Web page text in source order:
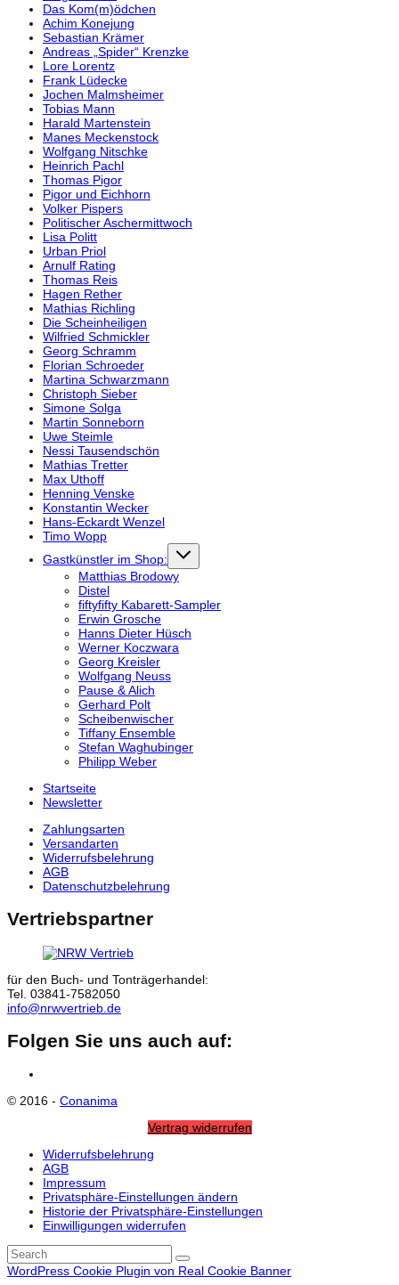
Das Kom(m)ödchen
Achim Konejung
Sebastian Krämer
Andreas „Spider“ Krenzke
Lore Lorentz
Frank Lüdecke
Jochen Malmsheimer
Tobias Mann
Harald Martenstein
Manes Meckenstock
Wolfgang Nitschke
Heinrich Pachl
Thomas Pigor
Pigor und Eichhorn
Volker Pispers
Politischer Aschermittwoch
Lisa Politt
Urban Priol
Arnulf Rating
Thomas Reis
Hagen Rether
Mathias Richling
Die Scheinheiligen
Wilfried Schmickler
Georg Schramm
Florian Schroeder
Martina Schwarzmann
Christoph Sieber
Simone Solga
Martin Sonneborn
Uwe Steimle
Nessi Tausendschön
Mathias Tretter
Max Uthoff
Henning Venske
Konstantin Wecker
Hans-Eckardt Wenzel
Timo Wopp
Gastkünstler im Shop:
Matthias Brodowy
Distel
fiftyfifty Kabarett-Sampler
Erwin Grosche
Hanns Dieter Hüsch
Werner Koczwara
Georg Kreisler
Wolfgang Neuss
Pause & Alich
Gerhard Polt
Scheibenwischer
Tiffany Ensemble
Stefan Waghubinger
Philipp Weber
Startseite
Newsletter
Zahlungsarten
Versandarten
Widerrufsbelehrung
AGB
Datenschutzbelehrung
Vertriebspartner
für den Buch- und Tonträgerhandel:
Tel. 03841-7582050
info@nrwvertrieb.de
Folgen Sie uns auch auf:
© 2016 - Conanima
Vertrag widerrufen
Widerrufsbelehrung
AGB
Impressum
Privatsphäre-Einstellungen ändern
Historie der Privatsphäre-Einstellungen
Einwilligungen widerrufen
Back
To
Top
Search
Submit
WordPress Cookie Plugin von Real Cookie Banner